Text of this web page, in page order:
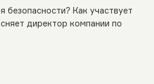
безопасности? Как участвует
директор компании по